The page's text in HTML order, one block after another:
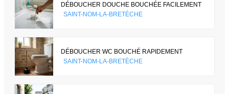
DÉBOUCHER DOUCHE BOUCHÉE FACILEMENT
SAINT-NOM-LA-BRETÈCHE
DÉBOUCHER WC BOUCHÉ RAPIDEMENT
SAINT-NOM-LA-BRETÈCHE